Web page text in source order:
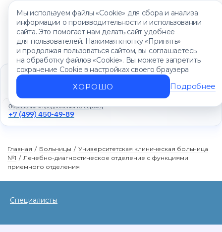
Мы используем файлы «Cookie» для сбора и анализа
информации о производительности и использовании
сайта. Это помогает нам делать сайт удобнее
для пользователей. Нажимая кнопку «Принять»
и продолжая пользоваться сайтом, вы соглашаетесь
на обработку файлов «Cookie». Вы можете запретить
сохранение Cookie в настройках своего браузера
ХОРОШО Подробнее
Единый контакт-центр
+7 (499) 450-88-89
Ежедневно с 8:00 до 20:00
Обращения и предложения по сервису
+7 (499) 450-49-89
Главная / Больницы / Университетская клиническая больница
№1 / Лечебно-диагностическое отделение с функциями
приемного отделения
Специалисты